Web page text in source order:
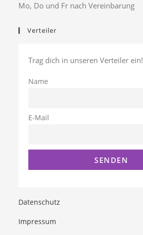
Mo, Do und Fr nach Vereinbarung
Verteiler
Trag dich in unseren Verteiler ein!
Name
E-Mail
Datenschutz
Impressum